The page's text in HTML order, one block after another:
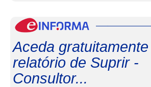
Aceda
relatório de Suprir -
Consultor...